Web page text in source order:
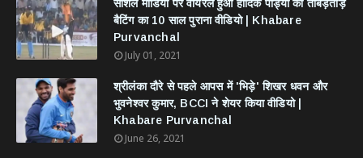
सोशल मीडिया पर वायरल हुआ हार्दिक पांड्या की ताबड़तोड़
बैटिंग का 10 साल पुराना वीडियो | Khabare
Purvanchal
July 01, 2021
श्रीलंका दौरे से पहले आपस में 'भिड़े' शिखर धवन और
भुवनेश्वर कुमार, BCCI ने शेयर किया वीडियो |
Khabare Purvanchal
June 26, 2021